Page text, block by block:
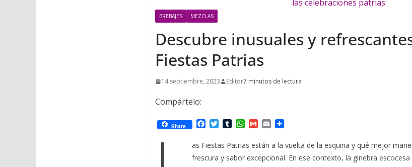
BREBAJES MEZCLAS
Descubre inusuales y
Fiestas Patrias
14 septiembre, 2023 Editor7 minutos de lectura
Compártelo:
Share
c
e
b
T
i
t
t
T
m
b
l
W
a
t
s
G
a
i
l
E
a
i
l
m
p
a
as Fiestas Patrias están a la vuelta de la esquina y qué mejor
frescura y sabor excepcional. En ese contexto, la ginebra